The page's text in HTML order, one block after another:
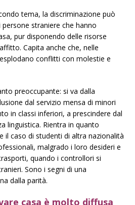
tema, la discriminazione può
straniere che hanno
pur disponendo delle risorse
Capita anche che, nelle
conflitti con molestie e
preoccupante: si va dalla
dal servizio mensa di minori
in classi inferiori, a prescindere dal
linguistica. Rientra in quanto
il caso di studenti di altra nazionalità
malgrado i loro desideri e
quando i controllori si
Sono i segni di una
dalla parità.
casa è molto diffusa